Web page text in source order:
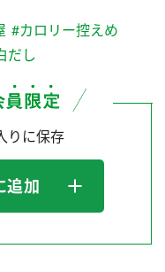
#カロリー控えめ
だし
りに保存
追加